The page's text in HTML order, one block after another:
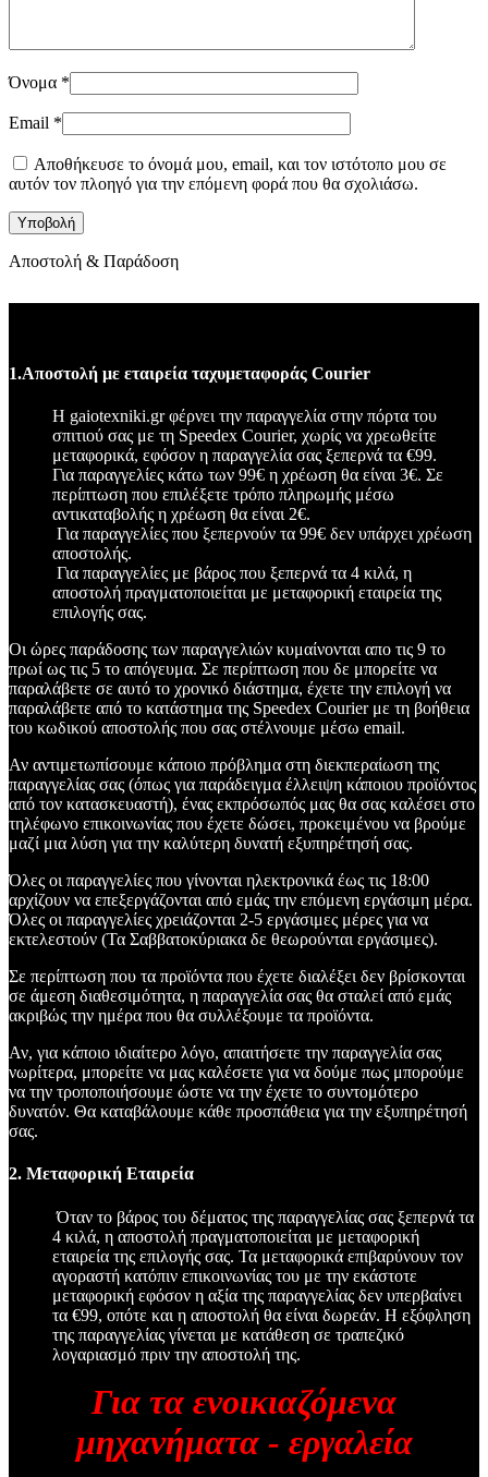
Όνομα *
Email *
Αποθήκευσε το όνομά μου, email, και τον ιστότοπο μου σε
αυτόν τον πλοηγό για την επόμενη φορά που θα σχολιάσω.
Αποστολή & Παράδοση
1.Αποστολή με εταιρεία ταχυμεταφοράς Courier
Η gaiotexniki.gr φέρνει την παραγγελία στην πόρτα του
σπιτιού σας με τη Speedex Courier, χωρίς να χρεωθείτε
μεταφορικά, εφόσον η παραγγελία σας ξεπερνά τα €99.
Για παραγγελίες κάτω των 99€ η χρέωση θα είναι 3€. Σε
περίπτωση που επιλέξετε τρόπο πληρωμής μέσω
αντικαταβολής η χρέωση θα είναι 2€.
Για παραγγελίες που ξεπερνούν τα 99€ δεν υπάρχει χρέωση
αποστολής.
Για παραγγελίες με βάρος που ξεπερνά τα 4 κιλά, η
αποστολή πραγματοποιείται με μεταφορική εταιρεία της
επιλογής σας.
Οι ώρες παράδοσης των παραγγελιών κυμαίνονται απο τις 9 το
πρωί ως τις 5 το απόγευμα. Σε περίπτωση που δε μπορείτε να
παραλάβετε σε αυτό το χρονικό διάστημα, έχετε την επιλογή να
παραλάβετε από το κατάστημα της Speedex Courier με τη βοήθεια
του κωδικού αποστολής που σας στέλνουμε μέσω email.
Αν αντιμετωπίσουμε κάποιο πρόβλημα στη διεκπεραίωση της
παραγγελίας σας (όπως για παράδειγμα έλλειψη κάποιου προϊόντος
από τον κατασκευαστή), ένας εκπρόσωπός μας θα σας καλέσει στο
τηλέφωνο επικοινωνίας που έχετε δώσει, προκειμένου να βρούμε
μαζί μια λύση για την καλύτερη δυνατή εξυπηρέτησή σας.
Όλες οι παραγγελίες που γίνονται ηλεκτρονικά έως τις 18:00
αρχίζουν να επεξεργάζονται από εμάς την επόμενη εργάσιμη μέρα.
Όλες οι παραγγελίες χρειάζονται 2-5 εργάσιμες μέρες για να
εκτελεστούν (Τα Σαββατοκύριακα δε θεωρούνται εργάσιμες).
Σε περίπτωση που τα προϊόντα που έχετε διαλέξει δεν βρίσκονται
σε άμεση διαθεσιμότητα, η παραγγελία σας θα σταλεί από εμάς
ακριβώς την ημέρα που θα συλλέξουμε τα προϊόντα.
Αν, για κάποιο ιδιαίτερο λόγο, απαιτήσετε την παραγγελία σας
νωρίτερα, μπορείτε να μας καλέσετε για να δούμε πως μπορούμε
να την τροποποιήσουμε ώστε να την έχετε το συντομότερο
δυνατόν. Θα καταβάλουμε κάθε προσπάθεια για την εξυπηρέτησή
σας.
2. Μεταφορική Εταιρεία
Όταν το βάρος του δέματος της παραγγελίας σας ξεπερνά τα
4 κιλά, η αποστολή πραγματοποιείται με μεταφορική
εταιρεία της επιλογής σας. Τα μεταφορικά επιβαρύνουν τον
αγοραστή κατόπιν επικοινωνίας του με την εκάστοτε
μεταφορική εφόσον η αξία της παραγγελίας δεν υπερβαίνει
τα €99, οπότε και η αποστολή θα είναι δωρεάν. Η εξόφληση
της παραγγελίας γίνεται με κατάθεση σε τραπεζικό
λογαριασμό πριν την αποστολή της.
Για τα ενοικιαζόμενα
μηχανήματα - εργαλεία